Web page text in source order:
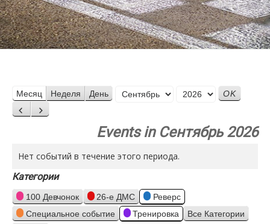
Месяц Неделя День
Месяц
Назад
Вперед
Events in Сентябрь 2026
Нет событий в течение этого периода.
Категории
100 Девчонок 26-е ДМС
Реверс
Специальное событие
Тренировка Все Категории